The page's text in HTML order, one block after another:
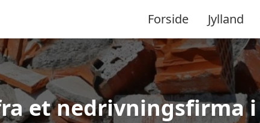
Forside Jylland
et nedrivningsfirma